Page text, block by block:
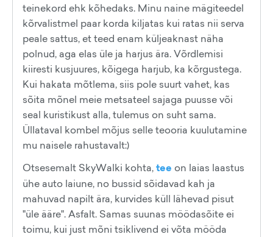
teinekord ehk kõhedaks. Minu naine mägiteedel
kõrvalistmel paar korda kiljatas kui ratas nii serva
peale sattus, et teed enam küljeaknast näha
polnud, aga elas üle ja harjus ära. Võrdlemisi
kiiresti kusjuures, kõigega harjub, ka kõrgustega.
Kui hakata mõtlema, siis pole suurt vahet, kas
sõita mõnel meie metsateel sajaga puusse või
seal kuristikust alla, tulemus on suht sama.
Üllataval kombel mõjus selle teooria kuulutamine
mu naisele rahustavalt:)
Otsesemalt SkyWalki kohta,tee on laias laastus
ühe auto laiune, no bussid sõidavad kah ja
mahuvad napilt ära, kurvides küll lähevad pisut
"üle ääre". Asfalt. Samas suunas möödasõite ei
toimu, kui just mõni tsiklivend ei võta mööda